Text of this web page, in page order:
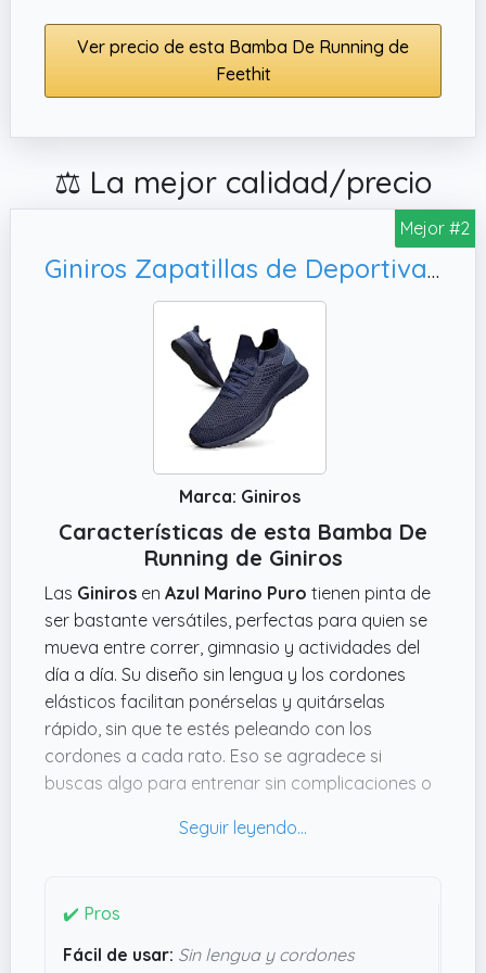
Ver precio de esta Bamba De Running de
Feethit
⚖️ La mejor calidad/precio
Mejor #2
Giniros Zapatillas de Deportivas Hombre Ligeros Transpirables Zapatillas Running Bambas Sneakers Correr Jogging Caminar Casual Atlético Tenis Fitness Gym Azul Marino Puro 42EU
Marca: Giniros
Características de esta Bamba De
Running de Giniros
Las Giniros en Azul Marino Puro tienen pinta de
ser bastante versátiles, perfectas para quien se
mueva entre correr, gimnasio y actividades del
día a día. Su diseño sin lengua y los cordones
elásticos facilitan ponérselas y quitárselas
rápido, sin que te estés peleando con los
cordones a cada rato. Eso se agradece si
buscas algo para entrenar sin complicaciones o
antideslizante de espuma Eva y caucho
gracias a la amortiguación interior, sino también
✔️ Pros
Fácil de usar: Sin lengua y cordones